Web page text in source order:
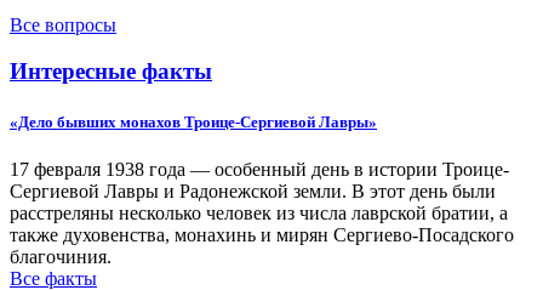
Все вопросы
Интересные факты
«Дело бывших монахов Троице-Сергиевой Лавры»
17 февраля 1938 года — особенный день в истории Троице-
Сергиевой Лавры и Радонежской земли. В этот день были
расстреляны несколько человек из числа лаврской братии, а
также духовенства, монахинь и мирян Сергиево-Посадского
благочиния.
Все факты